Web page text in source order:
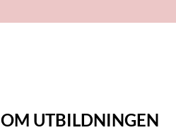
OM UTBILDNINGEN